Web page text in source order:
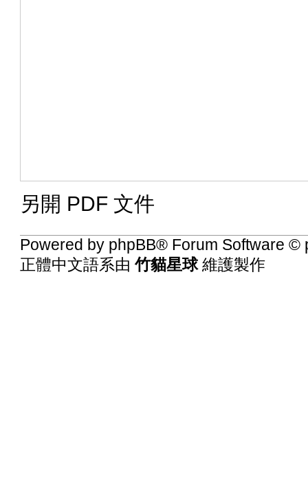
另開 PDF 文件
Powered by phpBB® Forum Software ©
正體中文語系由竹貓星球維護製作